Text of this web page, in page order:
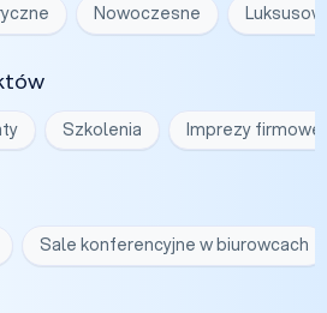
Nowoczesne
Szkolenia Imprezy firmowe
Sale konferencyjne w biurowcach